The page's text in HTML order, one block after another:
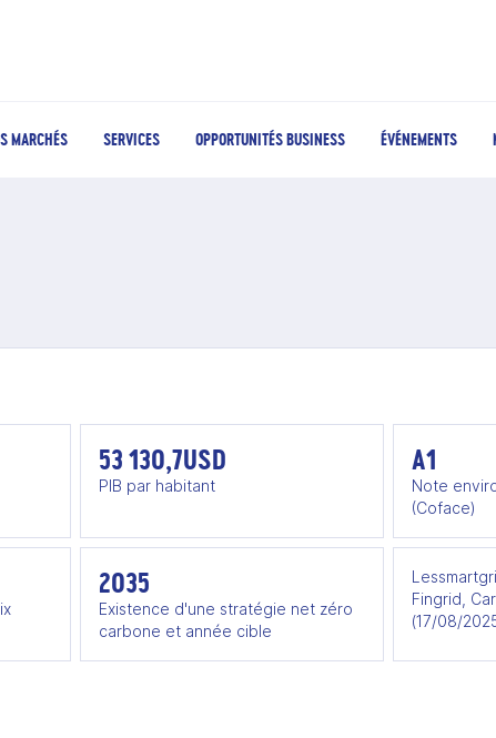
MARCHÉS SERVICES OPPORTUNITÉS BUSINESS ÉVÉNEMENTS
53 130,7USD
PIB par habitant
A1
Note
(Coface)
2035
Existence d'une stratégie net zéro
carbone et année cible
Fingrid,
(17/08/